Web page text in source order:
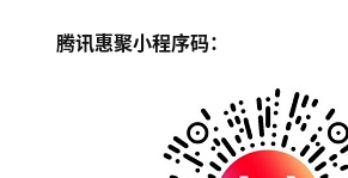
腾讯惠聚小程序码：